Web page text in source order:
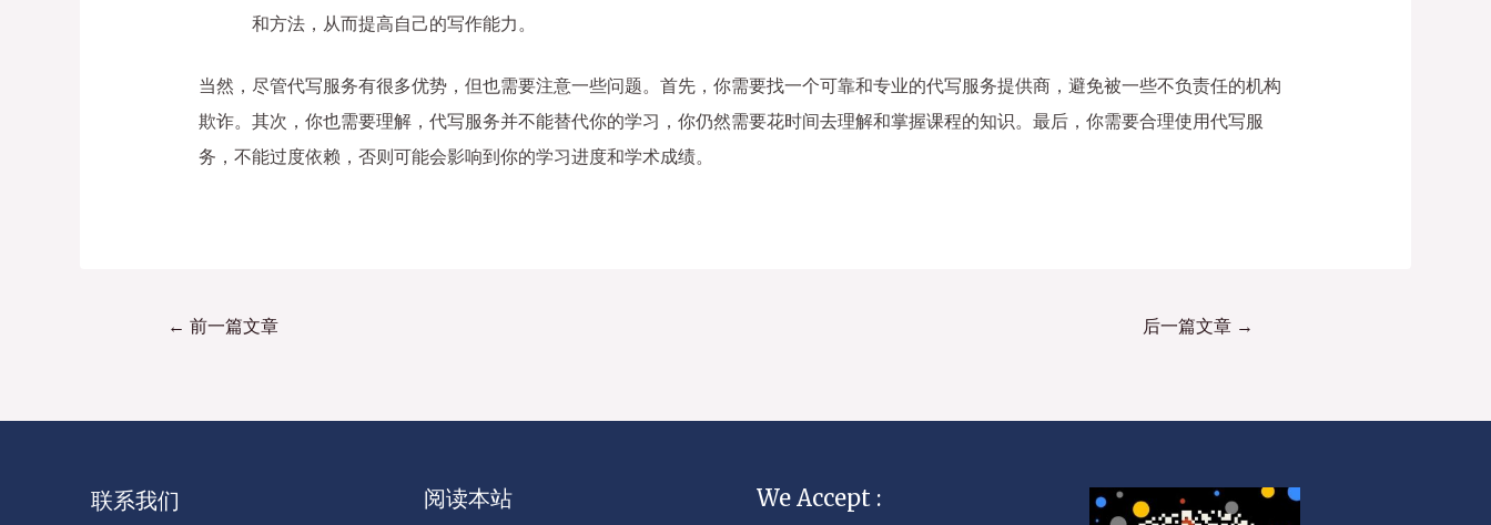
和方法，从而提高自己的写作能力。
当然，尽管代写服务有很多优势，但也需要注意一些问题。首先，你需要找一个可靠和专业的代写服务提供商，避免被一些不负责任的机构
欺诈。其次，你也需要理解，代写服务并不能替代你的学习，你仍然需要花时间去理解和掌握课程的知识。最后，你需要合理使用代写服
务，不能过度依赖，否则可能会影响到你的学习进度和学术成绩。
← 前一篇文章 后一篇文章 →
联系我们 阅读本站 We Accept :